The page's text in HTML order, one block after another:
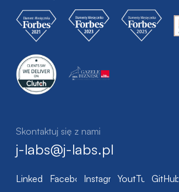
Skontaktuj się z nami
j-labs@j-labs.pl
LinkedIn FacebookInstagramYoutTubeGitHub